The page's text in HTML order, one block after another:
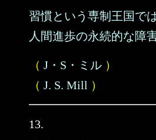
習慣という専制王国では
人間進歩の永続的な障
（ J・S・ミル ）
（ J. S. Mill ）
13.